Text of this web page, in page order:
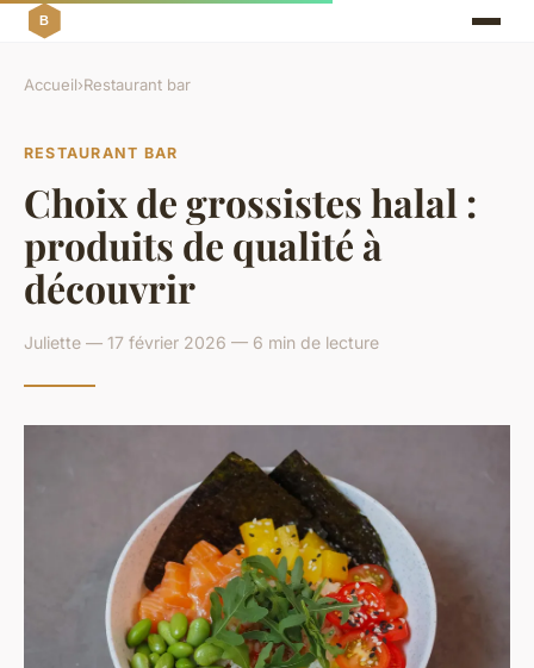
Accueil›Restaurant bar
RESTAURANT BAR
Choix de grossistes halal :
produits de qualité à
découvrir
Juliette — 17 février 2026 — 6 min de lecture